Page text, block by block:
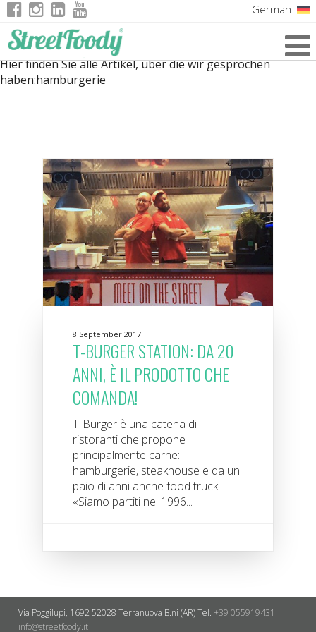
German
English
Hier finden Sie alle Artikel, über die wir gesprochen
haben:hamburgerie
8 September 2017
T-BURGER STATION: DA 20
ANNI, È IL PRODOTTO CHE
COMANDA!
T-Burger è una catena di
ristoranti che propone
principalmente carne:
hamburgerie, steakhouse e da un
paio di anni anche food truck!
«Siamo partiti nel 1996...
Via Poggilupi, 1692 52028 Terranuova B.ni (AR)Tel. +39 055919431
info@streetfoody.it